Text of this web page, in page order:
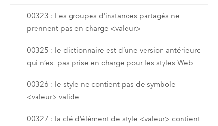
00323 : Les groupes d’instances partagés ne
prennent pas en charge <valeur>
00325 : le dictionnaire est d’une version antérieure
qui n’est pas prise en charge pour les styles Web
00326 : le style ne contient pas de symbole
<valeur> valide
00327 : la clé d’élément de style <valeur> contient